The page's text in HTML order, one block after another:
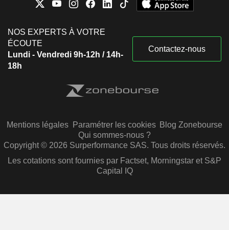
NOS EXPERTS À VOTRE
ÉCOUTE
Lundi - Vendredi 9h-12h / 14h-
18h
Contactez-nous
Mentions légales Paramétrer les cookies Blog Zonebourse
Qui sommes-nous ?
Copyright © 2026 Surperformance SAS. Tous droits réservés.
Les cotations sont fournies par Factset, Morningstar et S&P
Capital IQ